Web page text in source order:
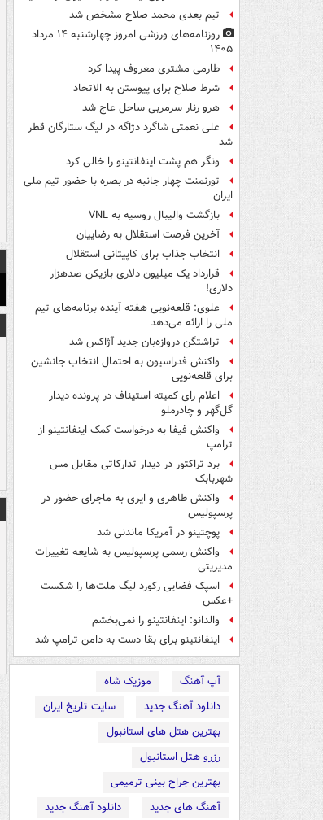
تیم بعدی محمد صلاح مشخص شد
روزنامه‌های ورزشی امروز چهارشنبه ۱۴ مرداد
۱۴۰۵
طارمی مشتری معروف پیدا کرد
شرط صلاح برای پیوستن به الاتحاد
هرو رنار سرمربی ساحل عاج شد
علی نعمتی شاگرد دژاگه در لیگ ستارگان قطر
شد
ونگر هم پشت اینفانتینو را خالی کرد
تورنمنت چهار جانبه در بصره با حضور تیم ملی
ایران
بازگشت والیبال روسیه به VNL
آخرین فرصت استقلال به رضاییان
انتخاب جذاب برای کاپیتانی استقلال
قرارداد یک میلیون دلاری بازیکن صدهزار
دلاری!
علوی: قلعه‌نویی هفته آینده برنامه‌های تیم
ملی را ارائه می‌دهد
تراِشتگن دروازه‌بان جدید آژاکس شد
واکنش فدراسیون به احتمال انتخاب جانشین
برای قلعه‌نویی
اعلام رای کمیته استیناف در پرونده دیدار
گل‌گهر و چادرملو
واکنش فیفا به درخواست کمک اینفانتینو از
ترامپ
برد تراکتور در دیدار تدارکاتی مقابل مس
شهربابک
واکنش طاهری و ایری به ماجرای حضور در
پرسپولیس
پوچتینو در آمریکا ماندنی شد
واکنش رسمی پرسپولیس به شایعه تغییرات
مدیریتی
اسپک فضایی رکورد لیگ ملت‌ها را شکست
+عکس
والدانو: اینفانتینو را نمی‌بخشم
اینفانتینو برای بقا دست به دامن ترامپ شد
آپ آهنگ
موزیک شاه
دانلود آهنگ جدید
سایت تاریخ ایران
بهترین هتل های استانبول
رزرو هتل استانبول
بهترین جراح بینی ترمیمی
آهنگ های جدید
دانلود آهنگ جدید